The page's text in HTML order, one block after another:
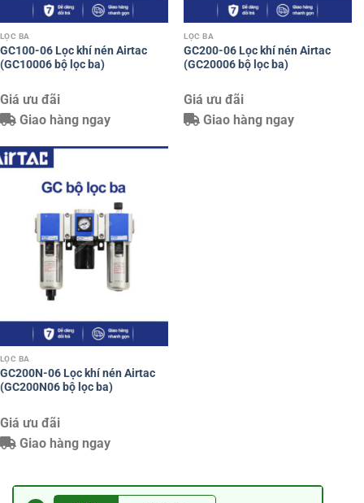
LỌC BA
GC100-06 Lọc khí nén Airtac
(GC10006 bộ lọc ba)
Giá ưu đãi
Giao hàng ngay
LỌC BA
GC200-06 Lọc khí nén Airtac
(GC20006 bộ lọc ba)
Giá ưu đãi
Giao hàng ngay
LỌC BA
GC200N-06 Lọc khí nén Airtac
(GC200N06 bộ lọc ba)
Giá ưu đãi
Giao hàng ngay